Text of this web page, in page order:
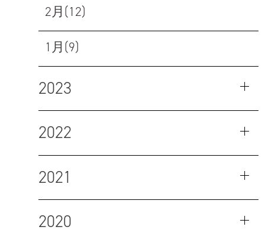
2月(12)
1月(9)
2023
2022
2021
2020